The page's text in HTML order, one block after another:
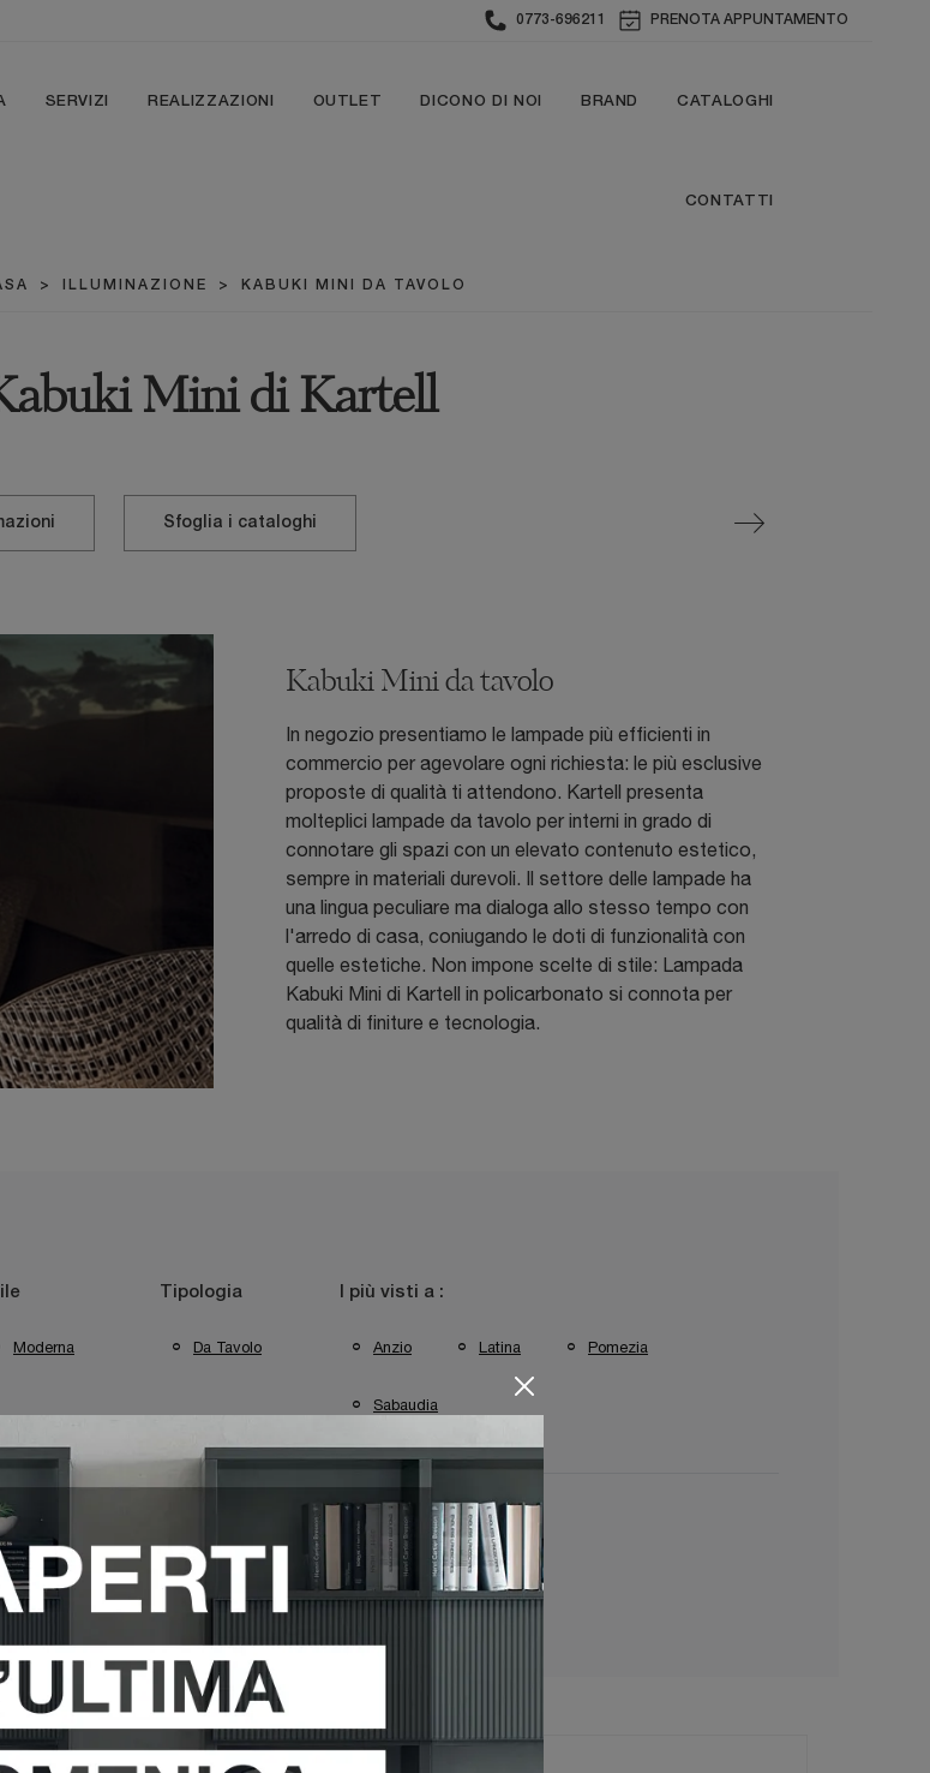
0773-696211 PRENOTA APPUNTAMENTO
SERVIZI REALIZZAZIONI OUTLET DICONO DI NOI BRAND CATALOGHI
CONTATTI
> ILLUMINAZIONE > KABUKI MINI DA TAVOLO
Mini di Kartell
Sfoglia i cataloghi
Kabuki Mini da tavolo
In negozio presentiamo le lampade più efficienti in
commercio per agevolare ogni richiesta: le più esclusive
proposte di qualità ti attendono. Kartell presenta
molteplici lampade da tavolo per interni in grado di
connotare gli spazi con un elevato contenuto estetico,
sempre in materiali durevoli. Il settore delle lampade ha
una lingua peculiare ma dialoga allo stesso tempo con
l'arredo di casa, coniugando le doti di funzionalità con
quelle estetiche. Non impone scelte di stile: Lampada
Kabuki Mini di Kartell in policarbonato si connota per
qualità di finiture e tecnologia.
Moderna
Tipologia
Da Tavolo
I più visti a :
Anzio Latina Pomezia
Sabaudia
Kartell Pomezia Illuminazione Kartell Sabaudia